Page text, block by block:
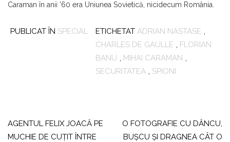
Caraman în anii ’60 era Uniunea Sovietică, nicidecum România.
PUBLICAT ÎN SPECIAL ETICHETAT ADRIAN NASTASE ,
CHARLES DE GAULLE , FLORIAN
BANU , MIHAI CARAMAN ,
SECURITATEA , SPIONI
în
AGENTUL FELIX JOACĂ PE
MUCHIE DE CUȚIT ÎNTRE
O FOTOGRAFIE CU DÂNCU,
BUŞCU ŞI DRAGNEA CÂT O